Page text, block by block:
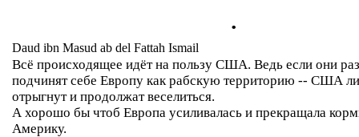
.
Daud ibn Masud ab del Fattah Ismail
Всё происходящее идёт на пользу США. Ведь если они
подчинят себе Европу как рабскую территорию -- США
отрыгнут и продолжат веселиться.
А хорошо бы чтоб Европа усиливалась и прекращала
Америку.